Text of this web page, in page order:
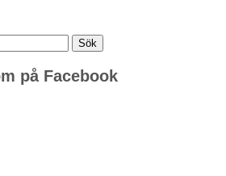
på Facebook